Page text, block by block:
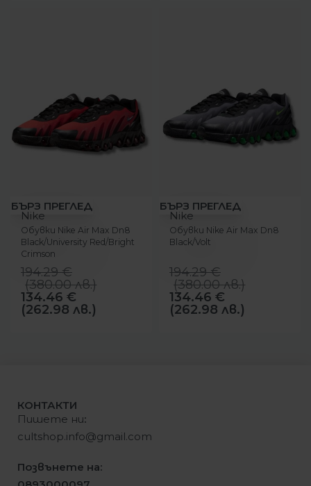
-31%
БЪРЗ ПРЕГЛЕД
Nike
Обувки Nike Air Max Dn8
Black/University Red/Bright
Crimson
194.29€
(380.00лв.)
134.46 €
(262.98 лв.)
-31%
БЪРЗ ПРЕГЛЕД
Nike
Обувки Nike Air Max Dn8
Black/Volt
194.29€
(380.00лв.)
134.46 €
(262.98 лв.)
КОНТАКТИ
Пишете ни:
cultshop.info@gmail.com
Позвънете на: